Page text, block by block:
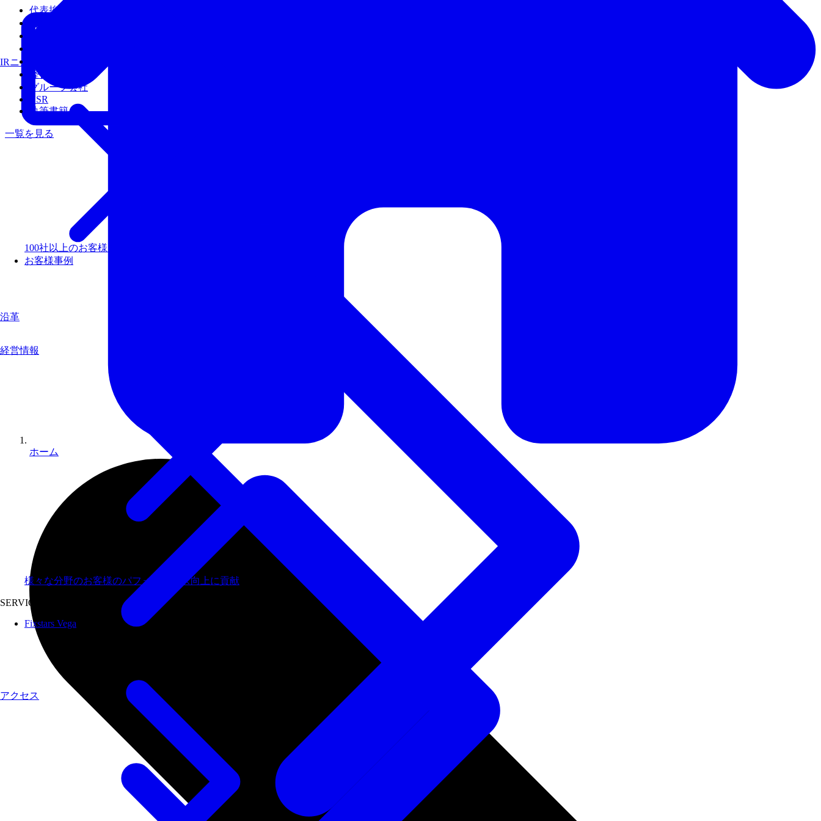
IRニュース
代表挨拶
経営理念
グループ会社
CSR
執筆書籍
一覧を見る
沿革
アクセス
100社以上のお客様を支援しリピート率99％以上の評価
お客様事例
様々な分野のお客様のパフォーマンス向上に貢献
SERVICES
Fixstars Vega
経営情報
ホーム